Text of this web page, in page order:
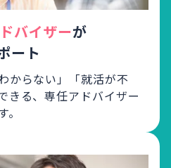
バイザーが
ート
からない」「就活が不
きる、専任アドバイザー